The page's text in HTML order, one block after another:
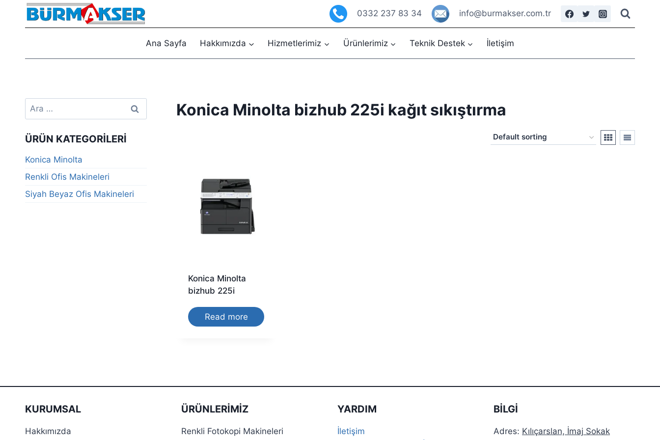
0332 237 83 34 info@burmakser.com.tr
Ana Sayfa Hakkımızda Hizmetlerimiz Ürünlerimiz Teknik Destek İletişim
Konica Minolta bizhub 225i kağıt sıkıştırma
Konica Minolta
bizhub 225i
Read more
Arama:
ÜRÜN KATEGORILERI
Konica Minolta
Renkli Ofis Makineleri
Siyah Beyaz Ofis Makineleri
KURUMSAL
Hakkımızda
ÜRÜNLERIMIZ
Renkli Fotokopi Makineleri
YARDIM
İletişim
BİLGİ
Adres: Kılıçarslan, İmaj Sokak